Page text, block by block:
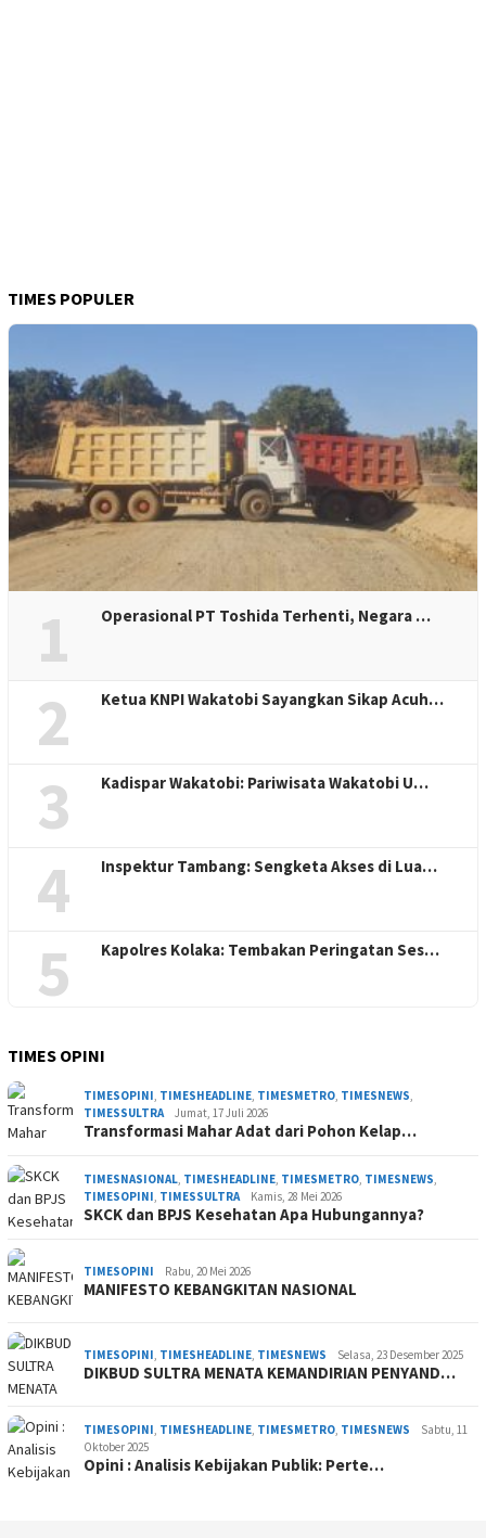
TIMES POPULER
1 Operasional PT Toshida Terhenti, Negara …
2 Ketua KNPI Wakatobi Sayangkan Sikap Acuh…
3 Kadispar Wakatobi: Pariwisata Wakatobi U…
4 Inspektur Tambang: Sengketa Akses di Lua…
5 Kapolres Kolaka: Tembakan Peringatan Ses…
TIMES OPINI
TIMESOPINI, TIMESHEADLINE, TIMESMETRO, TIMESNEWS,
TIMESSULTRA
Jumat, 17 Juli 2026
Transformasi Mahar Adat dari Pohon Kelap…
TIMESNASIONAL, TIMESHEADLINE, TIMESMETRO, TIMESNEWS,
TIMESOPINI, TIMESSULTRA Kamis, 28 Mei 2026
SKCK dan BPJS Kesehatan Apa Hubungannya?
TIMESOPINI Rabu, 20 Mei 2026
MANIFESTO KEBANGKITAN NASIONAL
TIMESOPINI, TIMESHEADLINE, TIMESNEWS Selasa, 23 Desember 2025
DIKBUD SULTRA MENATA KEMANDIRIAN PENYAND…
TIMESOPINI, TIMESHEADLINE, TIMESMETRO, TIMESNEWS
Sabtu, 11
Oktober 2025
Opini : Analisis Kebijakan Publik: Perte…